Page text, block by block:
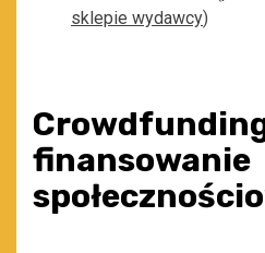
sklepie wydawcy)
finansowanie